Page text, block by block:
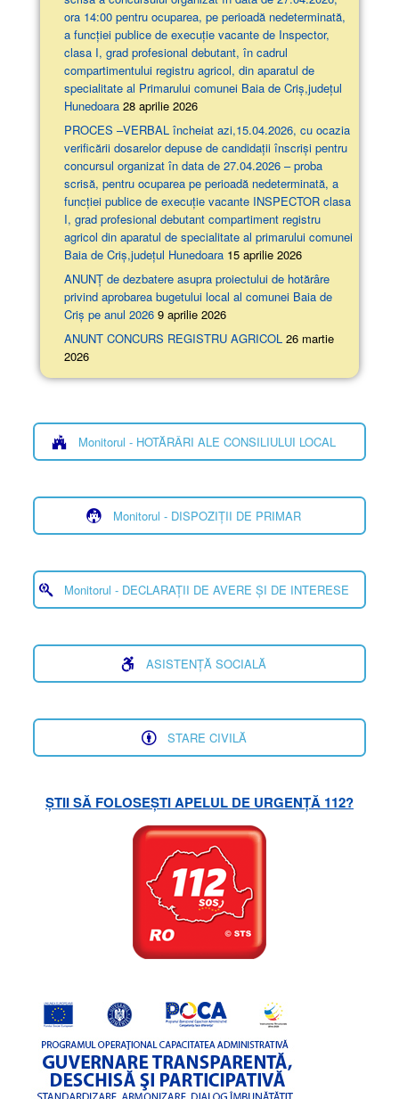
ora 14:00 pentru ocuparea, pe perioadă nedeterminată,
a funcției publice de execuție vacante de Inspector,
clasa I, grad profesional debutant, în cadrul
compartimentului registru agricol, din aparatul de
specialitate al Primarului comunei Baia de Criș,județul
Hunedoara 28 aprilie 2026
PROCES –VERBAL încheiat azi,15.04.2026, cu ocazia
verificării dosarelor depuse de candidații înscriși pentru
concursul organizat în data de 27.04.2026 – proba
scrisă, pentru ocuparea pe perioadă nedeterminată, a
funcției publice de execuție vacante INSPECTOR clasa
I, grad profesional debutant compartiment registru
agricol din aparatul de specialitate al primarului comunei
Baia de Criș,județul Hunedoara 15 aprilie 2026
ANUNȚ de dezbatere asupra proiectului de hotărâre
privind aprobarea bugetului local al comunei Baia de
Criș pe anul 2026 9 aprilie 2026
ANUNT CONCURS REGISTRU AGRICOL 26 martie
2026
Monitorul - HOTĂRÂRI ALE CONSILIULUI LOCAL
Monitorul - DISPOZIȚII DE PRIMAR
Monitorul - DECLARAȚII DE AVERE ȘI DE INTERESE
ASISTENȚĂ SOCIALĂ
STARE CIVILĂ
ȘTII SĂ FOLOSEȘTI APELUL DE URGENȚĂ 112?